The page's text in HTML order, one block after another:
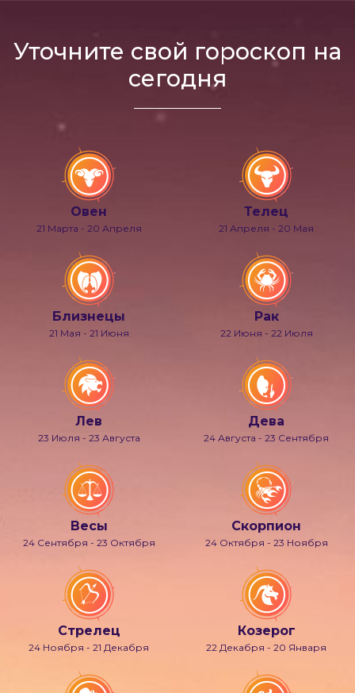
Уточните свой гороскоп на
сегодня
Овен
21 Марта - 20 Апреля
Телец
21 Апреля - 20 Мая
Близнецы
21 Мая - 21 Июня
Рак
22 Июня - 22 Июля
Лев
23 Июля - 23 Августа
Дева
24 Августа - 23 Сентября
Весы
24 Сентября - 23 Октября
Скорпион
24 Октября - 23 Ноября
Стрелец
24 Ноября - 21 Декабря
Козерог
22 Декабря - 20 Января